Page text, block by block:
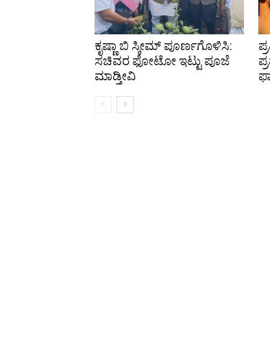
ಕೃಷ್ಣಾ ಬಿ ಸ್ಕೀಮ್ ಪೂರ್ಣಗೊಳಿಸಿ:
ಸಚಿವರ ಫೋಟೋ ಇಟ್ಟು ಪೂಜೆ
ಮಾಡ್ತೀವಿ